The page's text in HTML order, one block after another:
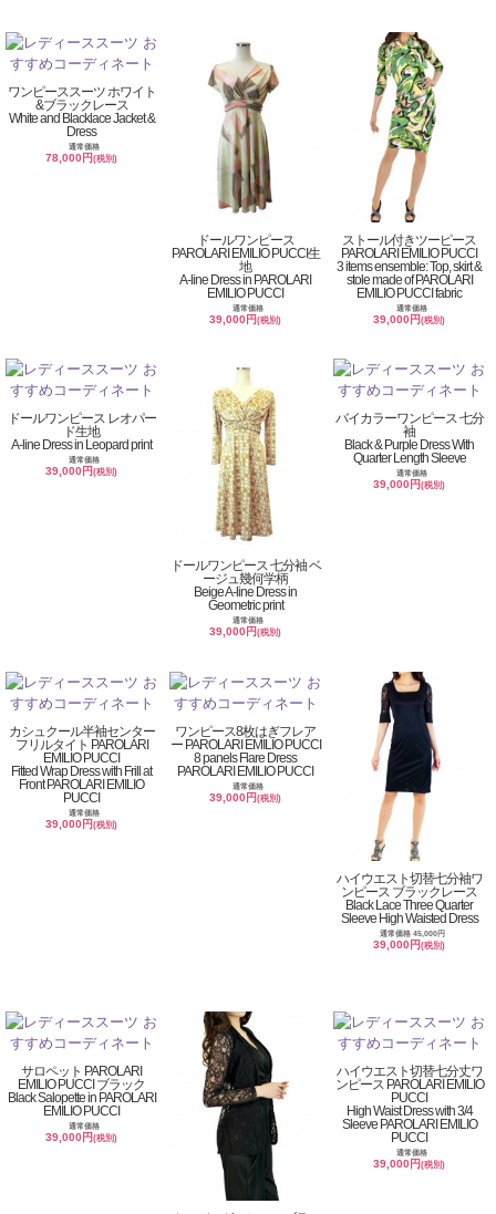
ワンピーススーツ ホワイト
&ブラックレース
White and Blacklace Jacket &
Dress
通常価格
78,000円(税別)
ドールワンピース
PAROLARI EMILIO PUCCI生
地
A-line Dress in PAROLARI
EMILIO PUCCI
通常価格
39,000円(税別)
ストール付きツーピース
PAROLARI EMILIO PUCCI
3 items ensemble: Top, skirt &
stole made of PAROLARI
EMILIO PUCCI fabric
通常価格
39,000円(税別)
ドールワンピース レオパー
ド生地
A-line Dress in Leopard print
通常価格
39,000円(税別)
ドールワンピース 七分袖 ベ
ージュ幾何学柄
Beige A-line Dress in
Geometric print
通常価格
39,000円(税別)
バイカラーワンピース 七分
袖
Black & Purple Dress With
Quarter Length Sleeve
通常価格
39,000円(税別)
カシュクール半袖センター
フリルタイト PAROLARI
EMILIO PUCCI
Fitted Wrap Dress with Frill at
Front PAROLARI EMILIO
PUCCI
通常価格
39,000円(税別)
ワンピース8枚はぎフレア
ー PAROLARI EMILIO PUCCI
8 panels Flare Dress
PAROLARI EMILIO PUCCI
通常価格
39,000円(税別)
ハイウエスト切替七分袖ワ
ンピース ブラックレース
Black Lace Three Quarter
Sleeve High Waisted Dress
通常価格 45,000円
39,000円(税別)
サロペット PAROLARI
EMILIO PUCCI ブラック
Black Salopette in PAROLARI
EMILIO PUCCI
通常価格
39,000円(税別)
ハイウエスト切替七分丈ワ
ンピース PAROLARI EMILIO
PUCCI
High Waist Dress with 3/4
Sleeve PAROLARI EMILIO
PUCCI
通常価格
39,000円(税別)